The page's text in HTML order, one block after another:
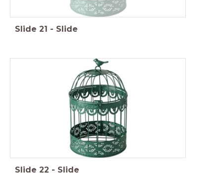
Slide 21 - Slide
Slide 22 - Slide